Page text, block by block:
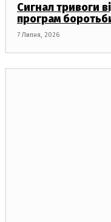
Сигнал тривоги
програм
7 Липня, 2026